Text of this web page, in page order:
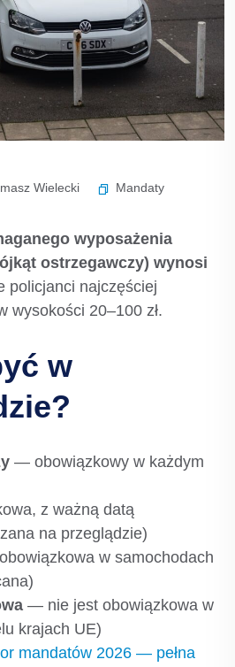
Wielecki
Mandaty
wyposażenia
ostrzegawczy) wynosi
policjanci najczęściej
wysokości 20–100 zł.
w
— obowiązkowy w każdym
z ważną datą
na przeglądzie)
w samochodach
— nie jest obowiązkowa w
krajach UE)
mandatów 2026 — pełna